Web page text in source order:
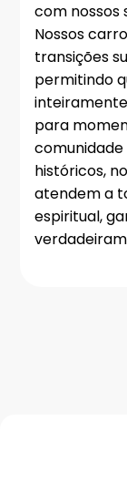
com nossos
Nossos
transições
permitindo
para
comunidade
históricos,
atendem a
espiritual,